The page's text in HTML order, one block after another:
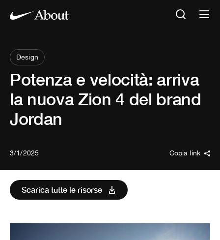
Design
Potenza e velocità: arriva
la nuova Zion 4 del brand
Jordan
3/1/2025 Copia link
Scarica tutte le risorse